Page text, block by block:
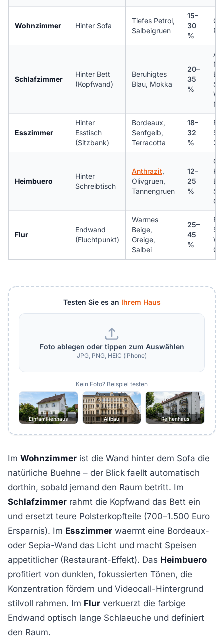
Wohnzimmer Hinter Sofa
Tiefes Petrol,
Salbeigruen
15–
30
%
Schlafzimmer
Hinter Bett
(Kopfwand)
Beruhigtes
Blau, Mokka
20–
35
%
Esszimmer
Hinter
Esstisch
(Sitzbank)
Bordeaux,
Senfgelb,
Terracotta
18–
32
%
Heimbuero
Hinter
Schreibtisch
Anthrazit,
Olivgruen,
Tannengruen
12–
25
%
Flur
Endwand
(Fluchtpunkt)
Warmes
Beige,
Greige,
Salbei
25–
45
%
Testen Sie es an Ihrem Haus
Foto ablegen oder tippen zum Auswählen
JPG, PNG, HEIC (iPhone)
Kein Foto? Beispiel testen
Einfamilienhaus Altbau Reihenhaus
Im Wohnzimmer ist die Wand hinter dem Sofa die
natürliche Buehne – der Blick faellt automatisch
dorthin, sobald jemand den Raum betritt. Im
Schlafzimmer rahmt die Kopfwand das Bett ein
und ersetzt teure Polsterkopfteile (700–1.500 Euro
Ersparnis). Im Esszimmer waermt eine Bordeaux-
oder Sepia-Wand das Licht und macht Speisen
appetitlicher (Restaurant-Effekt). Das Heimbuero
profitiert von dunklen, fokussierten Tönen, die
Konzentration fördern und Videocall-Hintergrund
stilvoll rahmen. Im Flur verkuerzt die farbige
Endwand optisch lange Schlaeuche und definiert
den Raum.